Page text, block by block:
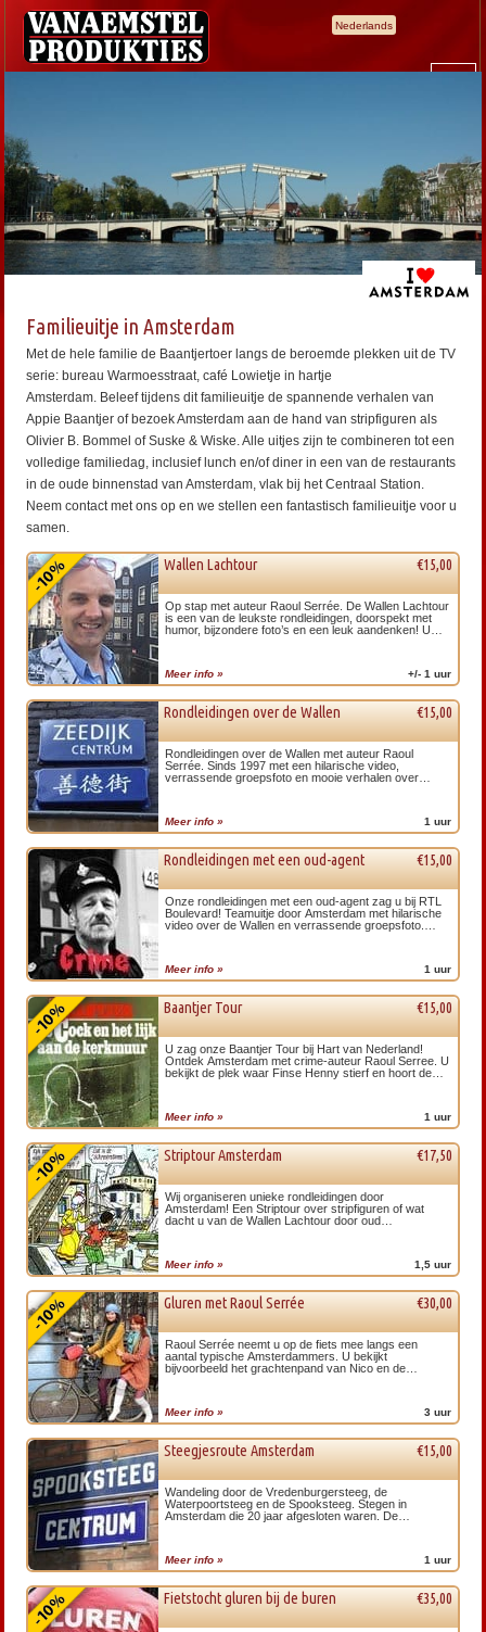
Nederlands
Familieuitje in Amsterdam
Met de hele familie de Baantjertoer langs de beroemde plekken uit de TV
serie: bureau Warmoesstraat, café Lowietje in hartje
Amsterdam. Beleef tijdens dit familieuitje de spannende verhalen van
Appie Baantjer of bezoek Amsterdam aan de hand van stripfiguren als
Olivier B. Bommel of Suske & Wiske. Alle uitjes zijn te combineren tot een
volledige familiedag, inclusief lunch en/of diner in een van de restaurants
in de oude binnenstad van Amsterdam, vlak bij het Centraal Station.
Neem contact met ons op en we stellen een fantastisch familieuitje voor u
samen.
Wallen Lachtour €15,00
Op stap met auteur Raoul Serrée. De Wallen Lachtour
is een van de leukste rondleidingen, doorspekt met
humor, bijzondere foto’s en een leuk aandenken! Uw
Meer info » +/- 1 uur
Rondleidingen over de Wallen €15,00
Rondleidingen over de Wallen met auteur Raoul
Serrée. Sinds 1997 met een hilarische video,
verrassende groepsfoto en mooie verhalen over
Meer info » 1 uur
Rondleidingen met een oud-agent €15,00
Onze rondleidingen met een oud-agent zag u bij RTL
Boulevard! Teamuitje door Amsterdam met hilarische
video over de Wallen en verrassende groepsfoto.
Meer info » 1 uur
Baantjer Tour €15,00
U zag onze Baantjer Tour bij Hart van Nederland!
Ontdek Amsterdam met crime-auteur Raoul Serree. U
bekijkt de plek waar Finse Henny stierf en hoort de
Meer info » 1 uur
Striptour Amsterdam €17,50
Wij organiseren unieke rondleidingen door
Amsterdam! Een Striptour over stripfiguren of wat
dacht u van de Wallen Lachtour door oud
Meer info » 1,5 uur
Gluren met Raoul Serrée €30,00
Raoul Serrée neemt u op de fiets mee langs een
aantal typische Amsterdammers. U bekijkt
bijvoorbeeld het grachtenpand van Nico en de
Meer info » 3 uur
Steegjesroute Amsterdam €15,00
Wandeling door de Vredenburgersteeg, de
Waterpoortsteeg en de Spooksteeg. Stegen in
Amsterdam die 20 jaar afgesloten waren. De
Meer info » 1 uur
Fietstocht gluren bij de buren €35,00